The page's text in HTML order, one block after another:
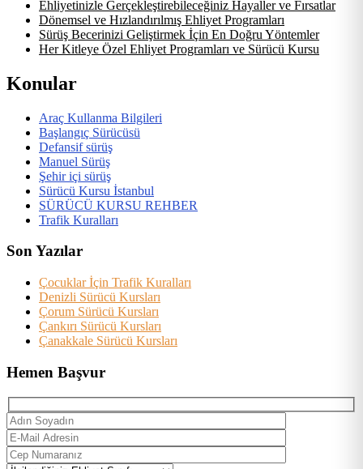
Ehliyetinizle Gerçekleştirebileceğiniz Hayaller ve Fırsatlar
Dönemsel ve Hızlandırılmış Ehliyet Programları
Sürüş Becerinizi Geliştirmek İçin En Doğru Yöntemler
Her Kitleye Özel Ehliyet Programları ve Sürücü Kursu
Konular
Araç Kullanma Bilgileri
Başlangıç Sürücüsü
Defansif sürüş
Manuel Sürüş
Şehir içi sürüş
Sürücü Kursu İstanbul
SÜRÜCÜ KURSU REHBER
Trafik Kuralları
Son Yazılar
Çocuklar İçin Trafik Kuralları
Denizli Sürücü Kursları
Çorum Sürücü Kursları
Çankırı Sürücü Kursları
Çanakkale Sürücü Kursları
Hemen Başvur